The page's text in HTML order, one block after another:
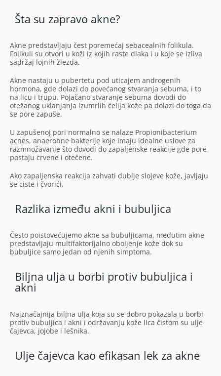
Šta su zapravo akne?
Akne predstavljaju čest poremećaj sebacealnih folikula.
Folikuli su otvori u koži iz kojih raste dlaka i u koje se izliva
sadržaj lojnih žlezda.
Akne nastaju u pubertetu pod uticajem androgenih
hormona, gde dolazi do povećanog stvaranja sebuma, i to
na licu i trupu. Pojačano stvaranje sebuma dovodi do
otežanog uklanjanja izumrlih ćelija kože pa dolazi do toga da
se pore zapuše.
U zapušenoj pori normalno se nalaze Propionibacterium
acnes, anaerobne bakterije koje imaju idealne uslove za
razmnožavanje što dovodi do zapaljenske reakcije gde pore
postaju crvene i otečene.
Ako zapaljenska reakcija zahvati dublje slojeve kože, javljaju
se ciste i čvorići.
Razlika između akni i bubuljica
Često poistovećujemo akne sa bubuljicama, međutim akne
predstavljaju multifaktorijalno oboljenje kože dok su
bubuljice samo jedan od njenih simptoma.
Biljna ulja u borbi protiv bubuljica i
akni
Najznačajnija biljna ulja koja su se dobro pokazala u borbi
protiv bubuljica i akni i održavanju kože lica čistom su ulje
čajevca, jojobe i lešnika.
Ulje čajevca kao efikasan lek za akne